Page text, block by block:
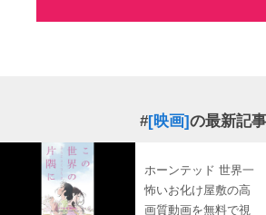
#[映画]の最新記事
ホーンテッド 世界一
怖いお化け屋敷の高
画質動画を無料で視